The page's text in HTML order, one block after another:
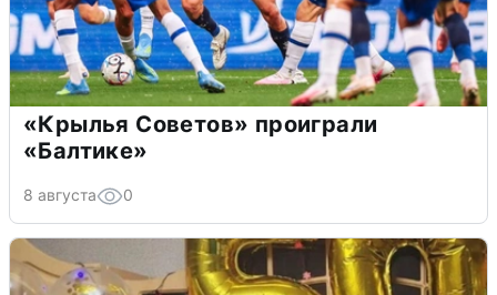
«Крылья Советов» проиграли
«Балтике»
8 августа 0